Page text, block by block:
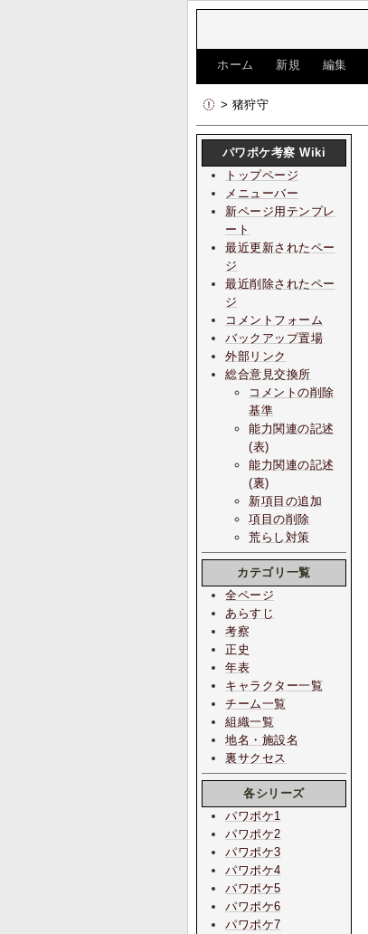
ホーム 新規 編集
> 猪狩守
パワポケ考察 Wiki
トップページ
メニューバー
新ページ用テンプレ
ート
最近更新されたペー
ジ
最近削除されたペー
ジ
コメントフォーム
バックアップ置場
外部リンク
総合意見交換所
コメントの削除
基準
能力関連の記述
(表)
能力関連の記述
(裏)
新項目の追加
項目の削除
荒らし対策
カテゴリ一覧
全ページ
あらすじ
考察
正史
年表
キャラクター一覧
チーム一覧
組織一覧
地名・施設名
裏サクセス
各シリーズ
パワポケ1
パワポケ2
パワポケ3
パワポケ4
パワポケ5
パワポケ6
パワポケ7